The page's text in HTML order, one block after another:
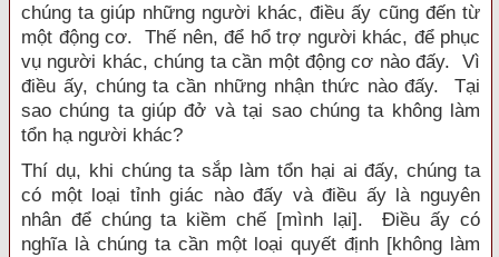
chúng ta giúp những người khác, điều ấy cũng đến từ
một động cơ. Thế nên, để hổ trợ người khác, để phục
vụ người khác, chúng ta cần một động cơ nào đấy. Vì
điều ấy, chúng ta cần những nhận thức nào đấy. Tại
sao chúng ta giúp đở và tại sao chúng ta không làm
tổn hạ người khác?
Thí dụ, khi chúng ta sắp làm tổn hại ai đấy, chúng ta
có một loại tỉnh giác nào đấy và điều ấy là nguyên
nhân để chúng ta kiềm chế [mình lại]. Điều ấy có
nghĩa là chúng ta cần một loại quyết định [không làm